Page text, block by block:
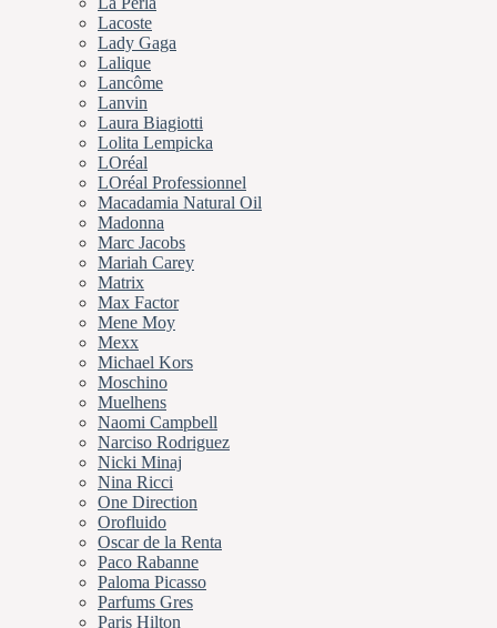
Lacoste
Lady Gaga
Lalique
Lancôme
Lanvin
Laura Biagiotti
Lolita Lempicka
LOréal
LOréal Professionnel
Macadamia Natural Oil
Madonna
Marc Jacobs
Mariah Carey
Matrix
Max Factor
Mene Moy
Mexx
Michael Kors
Moschino
Muelhens
Naomi Campbell
Narciso Rodriguez
Nicki Minaj
Nina Ricci
One Direction
Orofluido
Oscar de la Renta
Paco Rabanne
Paloma Picasso
Parfums Gres
Paris Hilton